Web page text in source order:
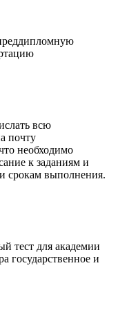
всю
почту
необходимо
к заданиям и
срокам выполнения.
тест для академии
государственное и